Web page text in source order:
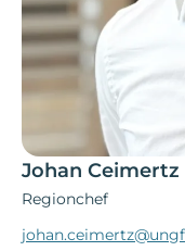
Johan Ceimertz
Regionchef